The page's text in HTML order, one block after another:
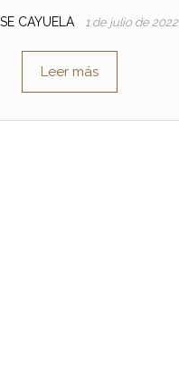
CAYUELA 1 de julio de 2022
Leer más